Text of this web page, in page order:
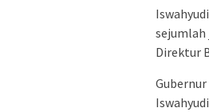
sejumlah
Direktur